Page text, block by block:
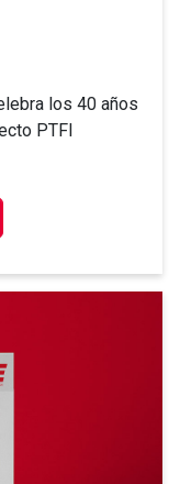
los 40 años
PTFI
2023 - SP